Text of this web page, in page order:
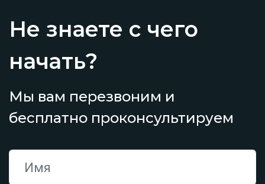
Не знаете с чего
начать?
Мы вам перезвоним и
бесплатно проконсультируем